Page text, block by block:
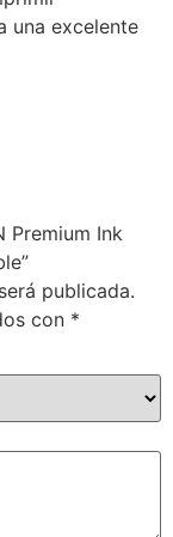
una excelente
Premium Ink
publicada.
con *